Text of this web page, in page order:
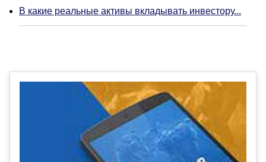
В какие реальные активы вкладывать инвестору...